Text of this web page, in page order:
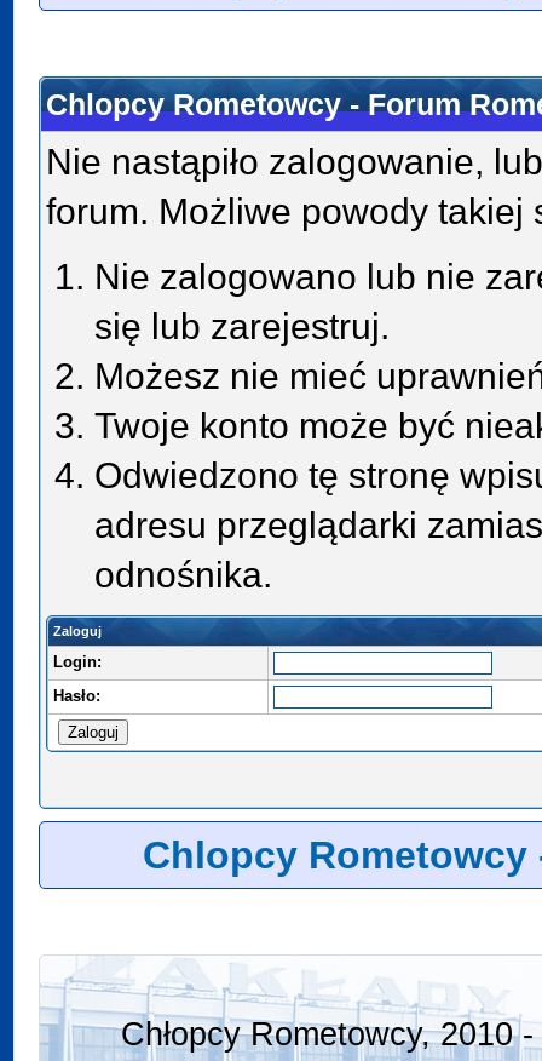
Chlopcy Rometowcy - Forum
Nie nastąpiło zalogowanie,
forum. Możliwe powody takiej
Nie zalogowano lub nie
się lub zarejestruj.
Możesz nie mieć
Twoje konto może być
Odwiedzono tę stronę
adresu przeglądarki
odnośnika.
Zaloguj
Login:
Hasło:
Chlopcy Rometowcy
Chłopcy Rometowcy, 2010